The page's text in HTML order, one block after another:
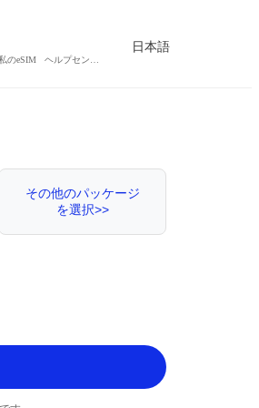
のeSIM
日本語
その他のパッケージ
を選択>>